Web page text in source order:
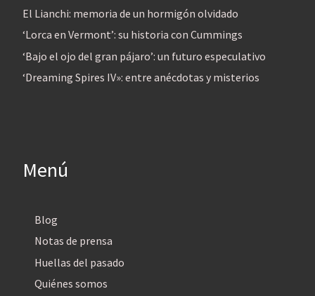
El Lianchi: memoria de un hormigón olvidado
‘Lorca en Vermont’: su historia con Cummings
‘Bajo el ojo del gran pájaro’: un futuro especulativo
‘Dreaming Spires IV»: entre anécdotas y misterios
Menú
Blog
Notas de prensa
Huellas del pasado
Quiénes somos